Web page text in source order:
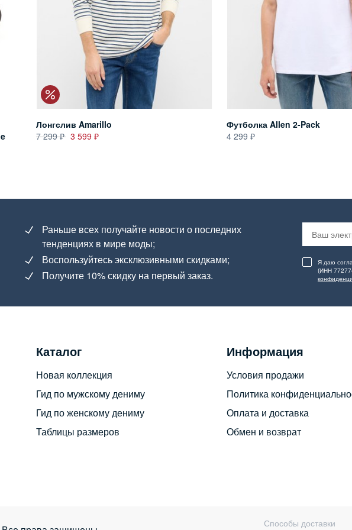
Лонгслив Amarillo
7 299
3 599
Футболка Allen 2-Pack
4 299
Раньше всех получайте новости о последних
тенденциях в мире моды;
Воспользуйтесь эксклюзивными скидками;
Получите 10% скидку на первый заказ.
Я даю
(ИНН
Каталог
Новая коллекция
Гид по мужскому дениму
Гид по женскому дениму
Таблицы размеров
Информация
Условия продажи
Политика
Оплата и доставка
Обмен и возврат
Способы доставки